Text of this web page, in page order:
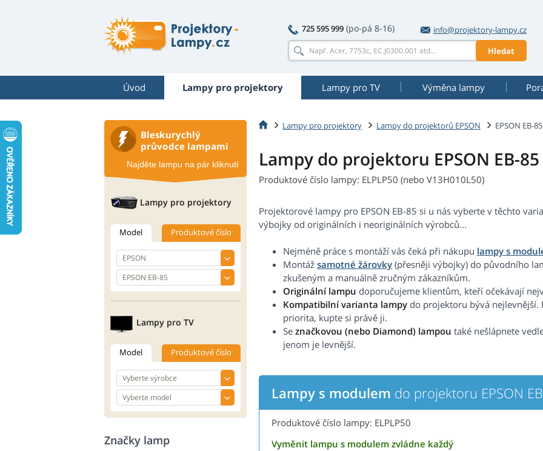
725 595 999 (po-pá 8-16)
info@projektory-lampy.cz
Hledat
Úvod Lampy pro projektory Lampy pro TV Výměna lampy
Lampy pro projektory Lampy do projektorů EPSON EPSON EB-85
Lampy do projektoru EPSON EB-85
Produktové číslo lampy: ELPLP50 (nebo V13H010L50)
Projektorové lampy pro EPSON EB-85 si u nás vyberte v těchto
výbojky od originálních i neoriginálních výrobců...
Nejméně práce s montáží vás čeká při nákupu lampy s
Montáž samotné žárovky (přesněji výbojky) do původního
zkušeným a manuálně zručným zákazníkům.
Originální lampu doporučujeme klientům, kteří očekávají
Kompatibilní varianta lampy do projektoru bývá nejlevnější.
priorita, kupte si právě ji.
Se značkovou (nebo Diamond) lampou také nešlápnete
jenom je levnější.
Lampy s modulem do projektoru EPSON
Produktové číslo lampy: ELPLP50
Vyměnit lampu s modulem zvládne každý
Bleskurychlý
průvodce lampami
Najděte lampu na pár kliknutí
Lampy pro projektory
Model Produktové číslo
Lampy pro TV
Model Produktové číslo
Značky lamp